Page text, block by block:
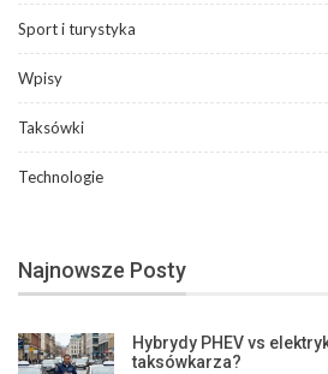
Sport i turystyka
Wpisy
Taksówki
Technologie
Najnowsze Posty
Hybrydy PHEV vs
taksówkarza?